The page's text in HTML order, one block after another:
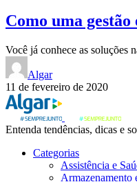
Como uma
Você já conhece as soluções
Algar
11 de fevereiro de 2020
Entenda tendências, dicas e
Categorias
Assistência e
Armazenamento